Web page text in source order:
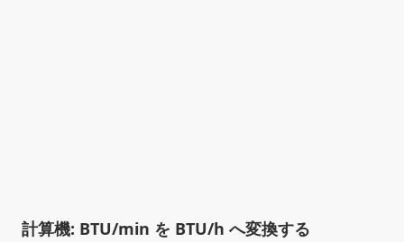
計算機: BTU/min を BTU/h へ変換する